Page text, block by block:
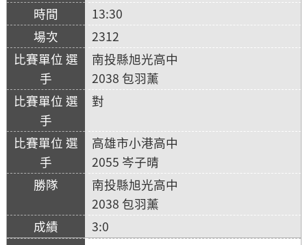
13:30
2312
南投縣旭光高中
2038 包羽薰
對
高雄市小港高中
2055 岑子晴
南投縣旭光高中
2038 包羽薰
3:0